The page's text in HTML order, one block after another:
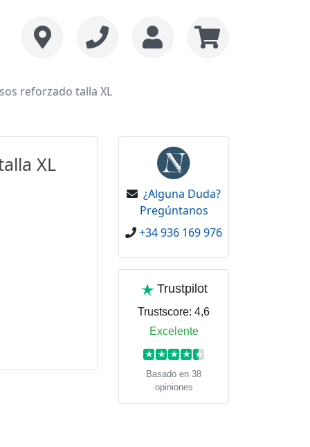
reforzado talla XL
XL
¿Alguna Duda?
Pregúntanos
+34 936 169 976
Trustpilot
Trustscore: 4,6
Excelente
★ ★ ★ ★ ★
Basado en 38
opiniones